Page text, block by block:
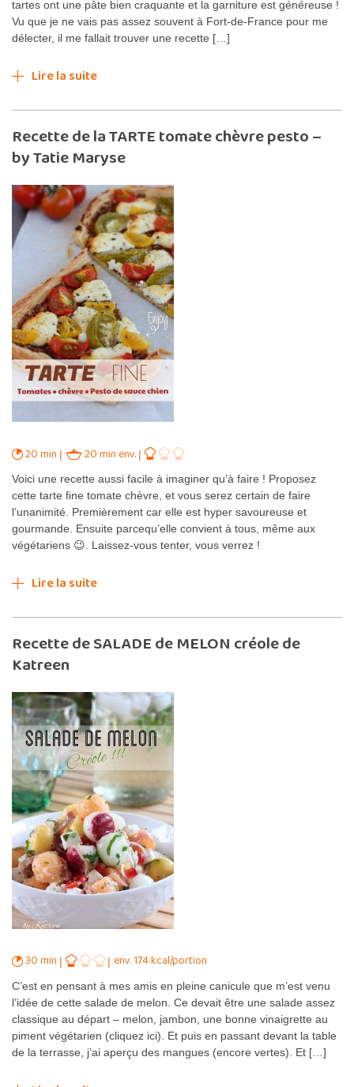
tartes ont une pâte bien craquante et la garniture est généreuse !
Vu que je ne vais pas assez souvent à Fort-de-France pour me
délecter, il me fallait trouver une recette […]
Lire la suite
Recette de la TARTE tomate chèvre pesto –
by Tatie Maryse
20 min 20 min env.
Voici une recette aussi facile à imaginer qu’à faire ! Proposez
cette tarte fine tomate chèvre, et vous serez certain de faire
l’unanimité. Premièrement car elle est hyper savoureuse et
gourmande. Ensuite parcequ’elle convient à tous, même aux
végétariens 😉. Laissez-vous tenter, vous verrez !
Lire la suite
Recette de SALADE de MELON créole de
Katreen
30 min env. 174 kcal/portion
C’est en pensant à mes amis en pleine canicule que m’est venu
l’idée de cette salade de melon. Ce devait être une salade assez
classique au départ – melon, jambon, une bonne vinaigrette au
piment végétarien (cliquez ici). Et puis en passant devant la table
de la terrasse, j’ai aperçu des mangues (encore vertes). Et […]